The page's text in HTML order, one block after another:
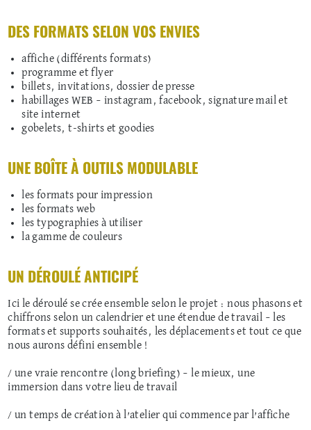
DES FORMATS SELON VOS ENVIES
affiche (différents formats)
programme et flyer
billets, invitations, dossier de presse
habillages WEB – instagram, facebook, signature mail et
site internet
gobelets, t-shirts et goodies
UNE BOÎTE À OUTILS MODULABLE
les formats pour impression
les formats web
les typographies à utiliser
la gamme de couleurs
UN DÉROULÉ ANTICIPÉ
Ici le déroulé se crée ensemble selon le projet : nous phasons et
chiffrons selon un calendrier et une étendue de travail – les
formats et supports souhaités, les déplacements et tout ce que
nous aurons défini ensemble !
/ une vraie rencontre (long briefing) – le mieux, une
immersion dans votre lieu de travail
/ un temps de création à l’atelier qui commence par l’affiche